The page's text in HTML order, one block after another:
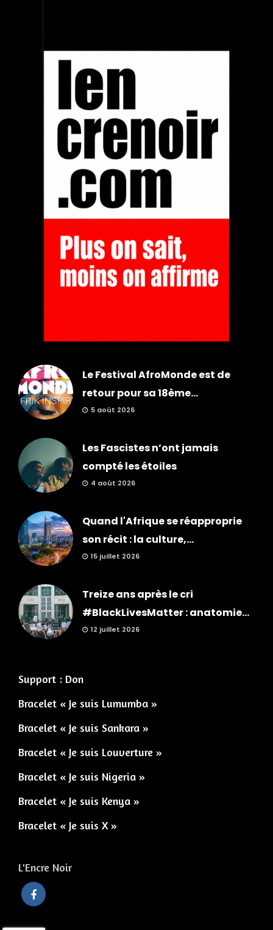
Le Festival AfroMonde est de
retour pour sa 18ème...
5 août 2026
Les Fascistes n’ont jamais
compté les étoiles
4 août 2026
Quand l'Afrique se réapproprie
son récit : la culture,...
15 juillet 2026
Treize ans après le cri
#BlackLivesMatter : anatomie...
12 juillet 2026
Support : Don
Bracelet « Je suis Lumumba »
Bracelet « Je suis Sankara »
Bracelet « Je suis Louverture »
Bracelet « Je suis Nigeria »
Bracelet « Je suis Kenya »
Bracelet « Je suis X »
L'Encre Noir